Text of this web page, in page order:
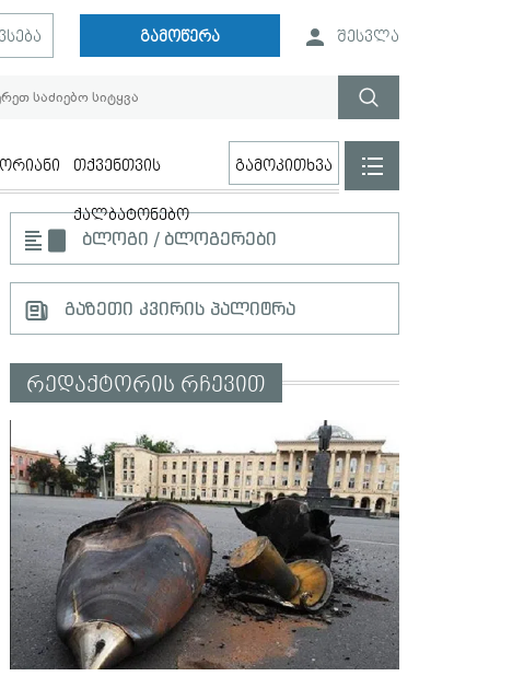
გამოწერა შესვლა
თქვენთვის
ქალბატონებო
გამოკითხვა
ბლოგი / ბლოგერები
გაზეთი კვირის პალიტრა
რედაქტორის რჩევით